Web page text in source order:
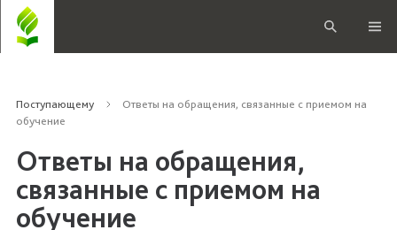
Поступающему
Ответы на обращения, связанные с приемом на
обучение
Ответы на обращения,
связанные с приемом на
обучение